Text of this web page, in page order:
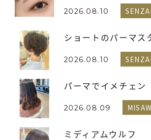
2026.08.10 SENZAI
ショートのパーマス
2026.08.10 SENZAI
パーマでイメチェン
2026.08.09
ミディアムウルフ